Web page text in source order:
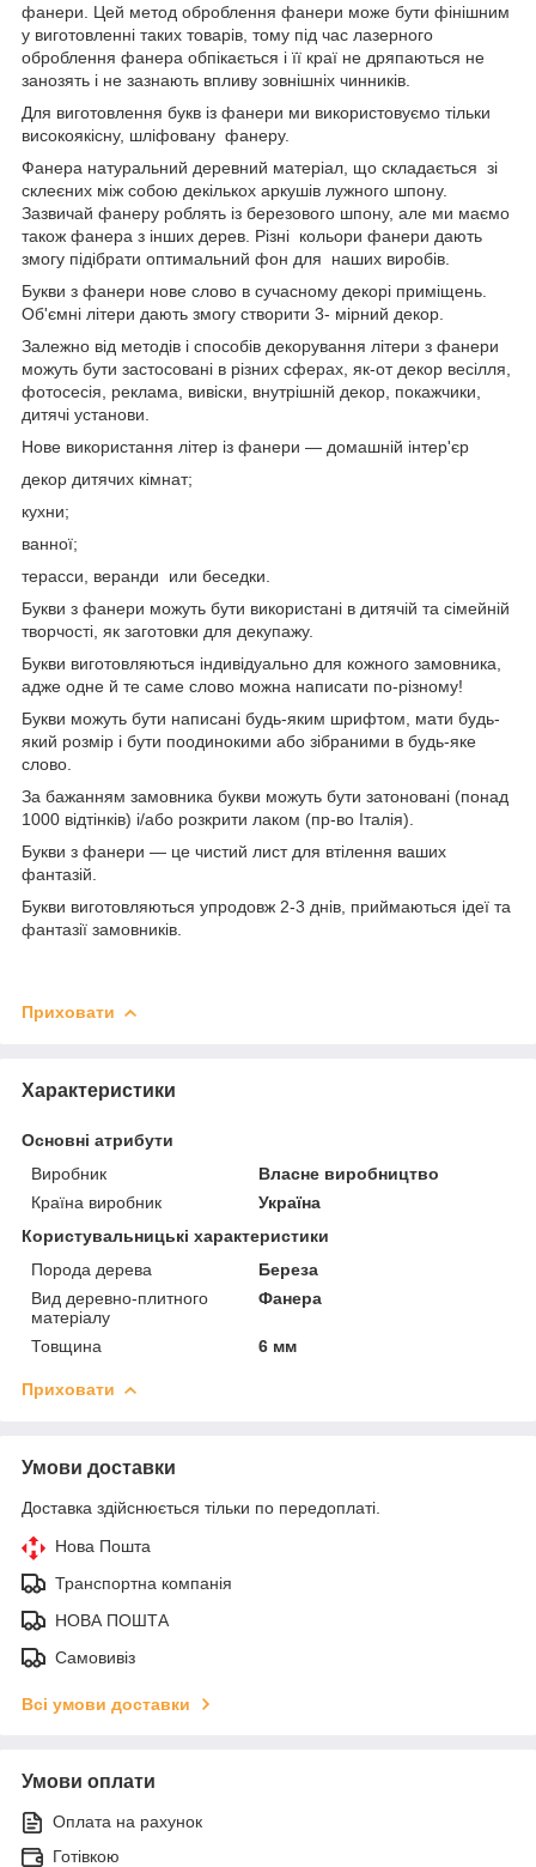
фанери. Цей метод оброблення фанери може бути фінішним
у виготовленні таких товарів, тому під час лазерного
оброблення фанера обпікається і її краї не дряпаються не
занозять і не зазнають впливу зовнішніх чинників.
Для виготовлення букв із фанери ми використовуємо тільки
високоякісну, шліфовану фанеру.
Фанера натуральний деревний матеріал, що складається зі
склеєних між собою декількох аркушів лужного шпону.
Зазвичай фанеру роблять із березового шпону, але ми маємо
також фанера з інших дерев. Різні кольори фанери дають
змогу підібрати оптимальний фон для наших виробів.
Букви з фанери нове слово в сучасному декорі приміщень.
Об'ємні літери дають змогу створити 3- мірний декор.
Залежно від методів і способів декорування літери з фанери
можуть бути застосовані в різних сферах, як-от декор весілля,
фотосесія, реклама, вивіски, внутрішній декор, покажчики,
дитячі установи.
Нове використання літер із фанери — домашній інтер'єр
декор дитячих кімнат;
кухни;
ванної;
терасси, веранди или беседки.
Букви з фанери можуть бути використані в дитячій та сімейній
творчості, як заготовки для декупажу.
Букви виготовляються індивідуально для кожного замовника,
адже одне й те саме слово можна написати по-різному!
Букви можуть бути написані будь-яким шрифтом, мати будь-
який розмір і бути поодинокими або зібраними в будь-яке
слово.
За бажанням замовника букви можуть бути затоновані (понад
1000 відтінків) і/або розкрити лаком (пр-во Італія).
Букви з фанери — це чистий лист для втілення ваших
фантазій.
Букви виготовляються упродовж 2-3 днів, приймаються ідеї та
фантазії замовників.
Приховати
Характеристики
Основні атрибути
Виробник
Власне виробництво
Країна виробник
Україна
Користувальницькі характеристики
Порода дерева
Береза
Вид деревно-плитного
матеріалу
Фанера
Товщина 6 мм
Приховати
Умови доставки
Доставка здійснюється тільки по передоплаті.
Нова Пошта
Транспортна компанія
НОВА ПОШТА
Самовивіз
Всі умови доставки
Умови оплати
Оплата на рахунок
Готівкою